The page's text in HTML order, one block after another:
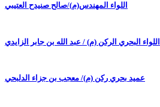
اللواء المهندس(م)/صالح صنيدح العتيبي
اللواء البحري الركن (م) / عبد الله بن جابر الزايدي
عميد بحري ركن (م)/ معجب بن جزاء الدلبحي